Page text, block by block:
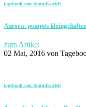
tagebook von Soundkartell
Aurora: pompös
zum Artikel
02 Mai, 2016 von
tagebook von Soundkartell